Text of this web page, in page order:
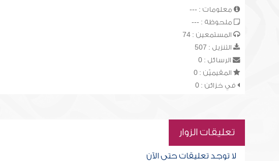
معلومات : ---
ملحوظة : ---
المستمعين : 74
التنزيل : 507
الرسائل : 0
المقيميّن : 0
في خزائن : 0
تعليقات الزوار
لا توجد تعليقات حتى الآن